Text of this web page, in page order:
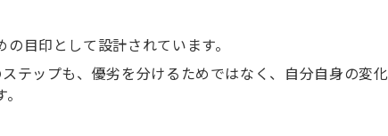
目印として設計されています。
テップも、優劣を分けるためではなく、自分自身の変化